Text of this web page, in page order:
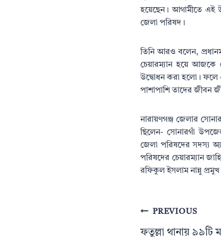
হয়েছেন। আগামীতে এই
জেলা পরিষদ।
তিনি আরও বলেন,
চেয়ারম্যান হয়ে আজকে
উদ্বোধন করা হলো। ফলে
পাশাপাশি তাদের জীবন
নারায়ণগঞ্জ জেলার
ছিলেন- সোনারগাঁ
জেলা পরিষদের সদস্য
পরিষদের চেয়ারম্যান
রফিকুল ইসলাম নান্নু
PostPREVIOUS
ফতুল্লা থানায় ৯৯টি